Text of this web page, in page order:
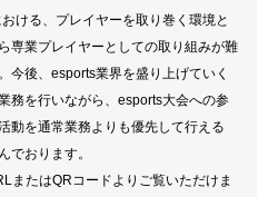
ける、プレイヤーを取り巻く環境と
専業プレイヤーとしての取り組みが難
今後、esports業界を盛り上げていく
務を行いながら、esports大会への参
動を通常業務よりも優先して行える
でおります。
またはQRコードよりご覧いただけま